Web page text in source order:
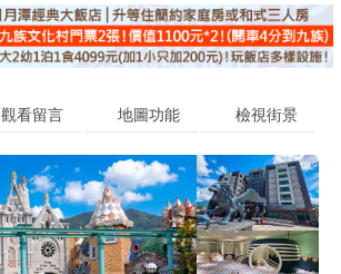
觀看留言 地圖功能 檢視街景